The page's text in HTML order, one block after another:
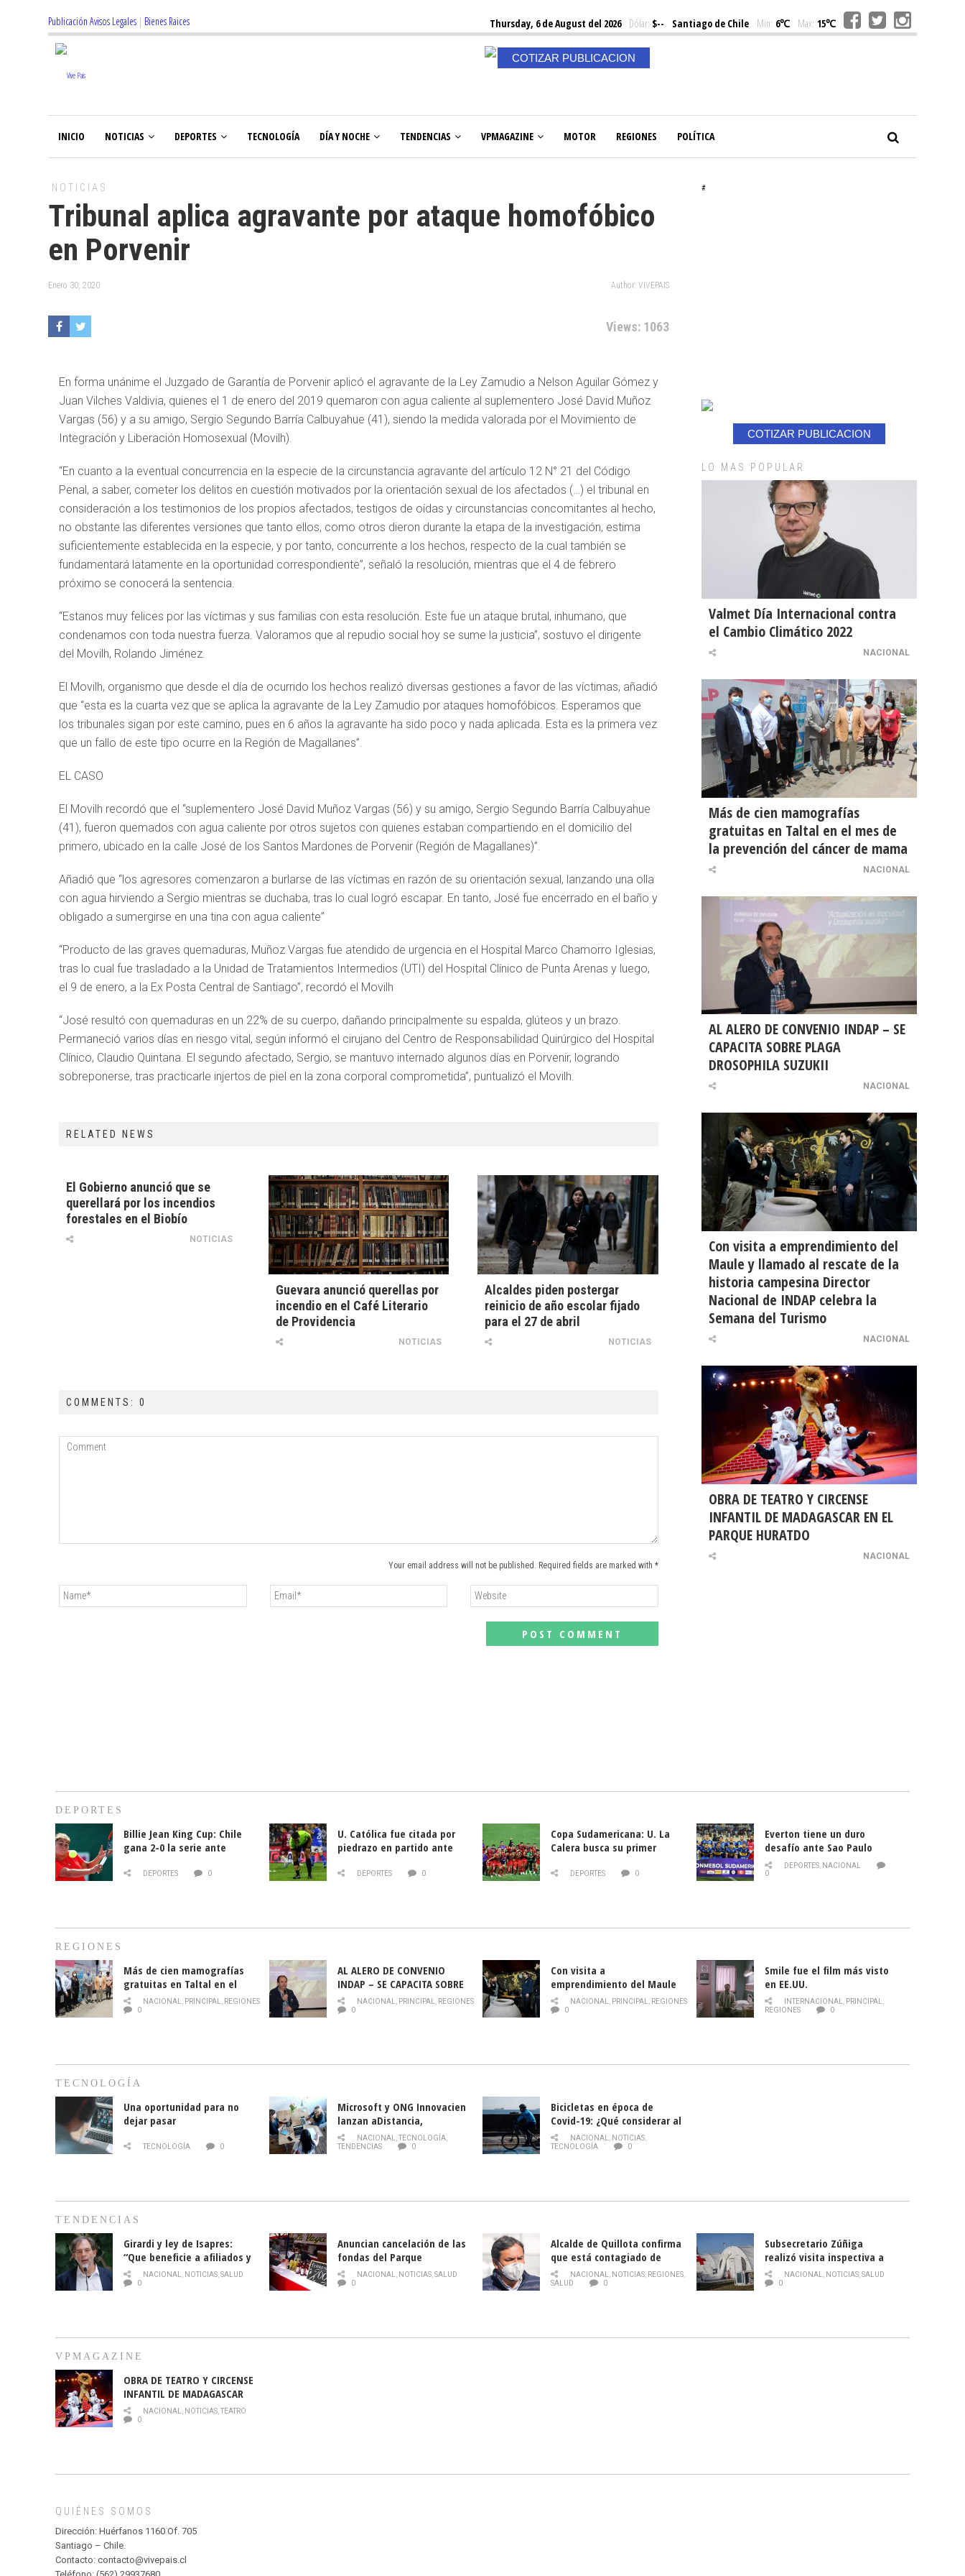
Publicación Avisos Legales | Bienes Raices Thursday, 6 de August del 2026Dólar: $-- Santiago de Chile Min: 6℃ Max: 15℃
COTIZAR PUBLICACION
INICIO NOTICIAS DEPORTES TECNOLOGÍA DÍA Y NOCHE TENDENCIAS VPMAGAZINE MOTOR REGIONES POLÍTICA
NOTICIAS
Tribunal aplica agravante por ataque homofóbico
en Porvenir
Enero 30, 2020 Author: VIVEPAIS
Views: 1063
En forma unánime el Juzgado de Garantía de Porvenir aplicó el agravante de la Ley Zamudio a Nelson Aguilar Gómez y
Juan Vilches Valdivia, quienes el 1 de enero del 2019 quemaron con agua caliente al suplementero José David Muñoz
Vargas (56) y a su amigo, Sergio Segundo Barría Calbuyahue (41), siendo la medida valorada por el Movimiento de
Integración y Liberación Homosexual (Movilh).
“En cuanto a la eventual concurrencia en la especie de la circunstancia agravante del artículo 12 N° 21 del Código
Penal, a saber, cometer los delitos en cuestión motivados por la orientación sexual de los afectados (…) el tribunal en
consideración a los testimonios de los propios afectados, testigos de oídas y circunstancias concomitantes al hecho,
no obstante las diferentes versiones que tanto ellos, como otros dieron durante la etapa de la investigación, estima
suficientemente establecida en la especie, y por tanto, concurrente a los hechos, respecto de la cual también se
fundamentará latamente en la oportunidad correspondiente”, señaló la resolución, mientras que el 4 de febrero
próximo se conocerá la sentencia.
“Estanos muy felices por las víctimas y sus familias con esta resolución. Este fue un ataque brutal, inhumano, que
condenamos con toda nuestra fuerza. Valoramos que al repudio social hoy se sume la justicia”, sostuvo el dirigente
del Movilh, Rolando Jiménez.
El Movilh, organismo que desde el día de ocurrido los hechos realizó diversas gestiones a favor de las víctimas, añadió
que “esta es la cuarta vez que se aplica la agravante de la Ley Zamudio por ataques homofóbicos. Esperamos que
los tribunales sigan por este camino, pues en 6 años la agravante ha sido poco y nada aplicada. Esta es la primera vez
que un fallo de este tipo ocurre en la Región de Magallanes”.
EL CASO
El Movilh recordó que el “suplementero José David Muñoz Vargas (56) y su amigo, Sergio Segundo Barría Calbuyahue
(41), fueron quemados con agua caliente por otros sujetos con quienes estaban compartiendo en el domicilio del
primero, ubicado en la calle José de los Santos Mardones de Porvenir (Región de Magallanes)”.
Añadió que “los agresores comenzaron a burlarse de las víctimas en razón de su orientación sexual, lanzando una olla
con agua hirviendo a Sergio mientras se duchaba, tras lo cual logró escapar. En tanto, José fue encerrado en el baño y
obligado a sumergirse en una tina con agua caliente”
“Producto de las graves quemaduras, Muñoz Vargas fue atendido de urgencia en el Hospital Marco Chamorro Iglesias,
tras lo cual fue trasladado a la Unidad de Tratamientos Intermedios (UTI) del Hospital Clínico de Punta Arenas y luego,
el 9 de enero, a la Ex Posta Central de Santiago”, recordó el Movilh
“José resultó con quemaduras en un 22% de su cuerpo, dañando principalmente su espalda, glúteos y un brazo.
Permaneció varios días en riesgo vital, según informó el cirujano del Centro de Responsabilidad Quirúrgico del Hospital
Clínico, Claudio Quintana. El segundo afectado, Sergio, se mantuvo internado algunos días en Porvenir, logrando
sobreponerse, tras practicarle injertos de piel en la zona corporal comprometida”, puntualizó el Movilh.
RELATED NEWS
El Gobierno anunció que se
querellará por los incendios
forestales en el Biobío
NOTICIAS
Guevara anunció querellas por
incendio en el Café Literario
de Providencia
NOTICIAS
Alcaldes piden postergar
reinicio de año escolar fijado
para el 27 de abril
NOTICIAS
COMMENTS: 0
Your email address will not be published. Required fields are marked with *
#
COTIZAR PUBLICACION
LO MAS POPULAR
Valmet Día Internacional contra
el Cambio Climático 2022
NACIONAL
Más de cien mamografías
gratuitas en Taltal en el mes de
la prevención del cáncer de mama
NACIONAL
AL ALERO DE CONVENIO INDAP – SE
CAPACITA SOBRE PLAGA
DROSOPHILA SUZUKII
NACIONAL
Con visita a emprendimiento del
Maule y llamado al rescate de la
historia campesina Director
Nacional de INDAP celebra la
Semana del Turismo
NACIONAL
OBRA DE TEATRO Y CIRCENSE
INFANTIL DE MADAGASCAR EN EL
PARQUE HURATDO
NACIONAL
DEPORTES
Billie Jean King Cup: Chile
gana 2-0 la serie ante
DEPORTES 0
U. Católica fue citada por
piedrazo en partido ante
DEPORTES 0
Copa Sudamericana: U. La
Calera busca su primer
DEPORTES 0
Everton tiene un duro
desafío ante Sao Paulo
DEPORTES, NACIONAL
0
REGIONES
Más de cien mamografías
gratuitas en Taltal en el
mes de la prevención del
cáncer de mama
NACIONAL, PRINCIPAL, REGIONES
0
AL ALERO DE CONVENIO
INDAP – SE CAPACITA SOBRE
PLAGA DROSOPHILA SUZUKII
NACIONAL, PRINCIPAL, REGIONES
0
Con visita a
emprendimiento del Maule
y llamado al rescate de la
historia campesina Director
NACIONAL, PRINCIPAL, REGIONES
0
Smile fue el film más visto
en EE.UU.
INTERNACIONAL, PRINCIPAL,
REGIONES
0
TECNOLOGÍA
Una oportunidad para no
dejar pasar
TECNOLOGÍA 0
Microsoft y ONG Innovacien
lanzan aDistancia,
plataforma con cursos
gratuitos online sobre
NACIONAL,TECNOLOGÍA,
TENDENCIAS
0
Bicicletas en época de
Covid-19: ¿Qué considerar al
momento de conducirlas?
NACIONAL, NOTICIAS,
TECNOLOGÍA
0
TENDENCIAS
Girardi y ley de Isapres:
“Que beneficie a afiliados y
no legalice el abuso”
NACIONAL, NOTICIAS,SALUD
0
Anuncian cancelación de las
fondas del Parque
O’Higgins debido al
coronavirus
NACIONAL, NOTICIAS,SALUD
0
Alcalde de Quillota confirma
que está contagiado de
COVID-19
NACIONAL, NOTICIAS, REGIONES,
SALUD
0
Subsecretario Zúñiga
realizó visita inspectiva a
Hospital Modular Sótero del
Río
NACIONAL, NOTICIAS,SALUD
0
VPMAGAZINE
OBRA DE TEATRO Y CIRCENSE
INFANTIL DE MADAGASCAR
EN EL PARQUE HURATDO
NACIONAL, NOTICIAS,TEATRO
0
QUIÉNES SOMOS
Dirección: Huérfanos 1160 Of. 705
Santiago – Chile.
Contacto: contacto@vivepais.cl